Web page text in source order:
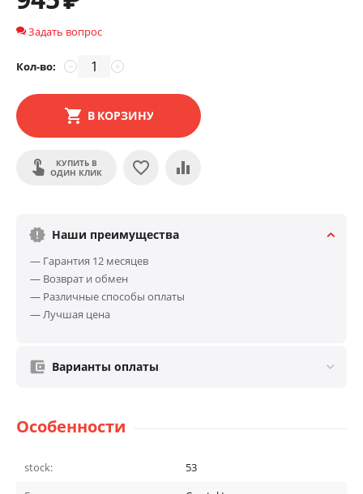
Задать вопрос
Кол-во: +
−
В КОРЗИНУ
КУПИТЬ В
ОДИН КЛИК
Наши преимущества
— Гарантия 12 месяцев
— Возврат и обмен
— Различные способы оплаты
— Лучшая цена
Варианты оплаты
Особенности
stock:
53